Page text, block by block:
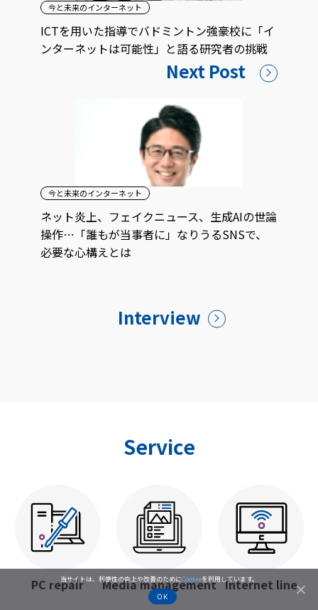
今と未来のインターネット
ICTを用いた指導でバドミントン強豪校に「イ
ンターネットは可能性」と語る研究者の挑戦
Next Post
今と未来のインターネット
ネット炎上、フェイクニュース、生成AIの世論
操作…「誰もが当事者に」なりうるSNSで、
必要な心構えとは
Interview
Service
PC repair Media management Internet line
当サイトは、利便性の向上や改善のためにCookieを利用しています。
OK